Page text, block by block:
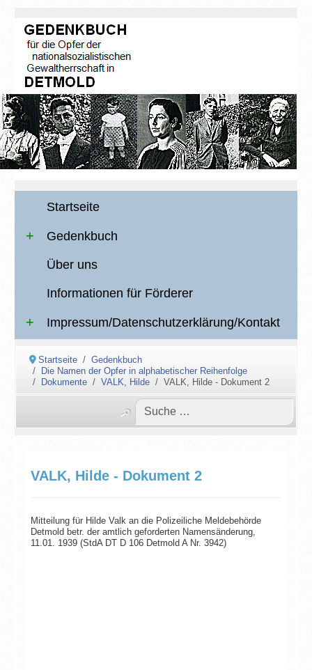
Startseite
Gedenkbuch
Über uns
Informationen für Förderer
Impressum/Datenschutzerklärung/Kontakt
Startseite
Gedenkbuch
Die Namen der Opfer in alphabetischer Reihenfolge
Dokumente
VALK, Hilde VALK, Hilde - Dokument 2
VALK, Hilde - Dokument 2
Mitteilung für Hilde Valk an die Polizeiliche Meldebehörde
Detmold betr. der amtlich geforderten Namensänderung,
11.01. 1939 (StdA DT D 106 Detmold A Nr. 3942)